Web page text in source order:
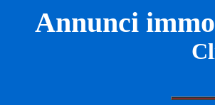
Annunci